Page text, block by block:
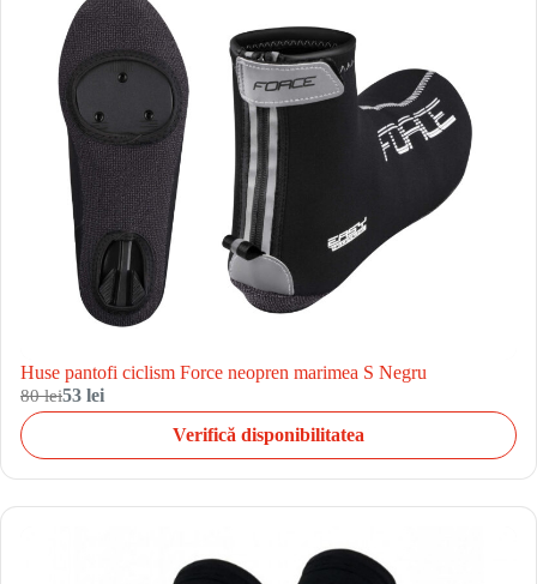
Huse pantofi ciclism Force neopren marimea S Negru
80 lei53 lei
Verifică disponibilitatea